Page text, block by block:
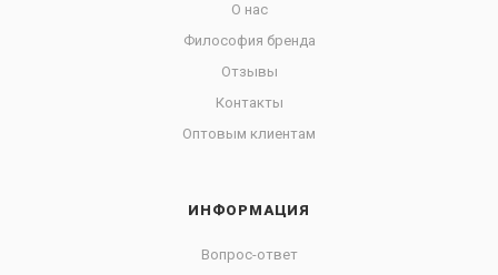
О нас
Философия бренда
Отзывы
Контакты
Оптовым клиентам
ИНФОРМАЦИЯ
Вопрос-ответ